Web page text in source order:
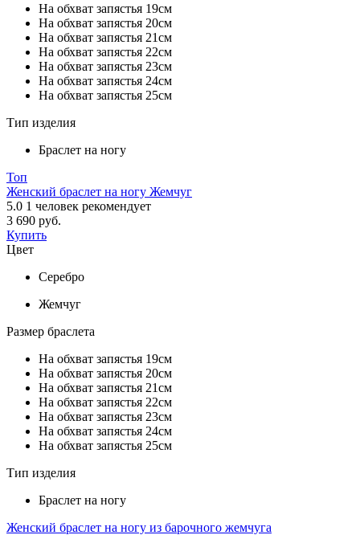
На обхват запястья 19см
На обхват запястья 20см
На обхват запястья 21см
На обхват запястья 22см
На обхват запястья 23см
На обхват запястья 24см
На обхват запястья 25см
Тип изделия
Браслет на ногу
Топ
Женский браслет на ногу Жемчуг
5.0 1 человек рекомендует
3 690 руб.
Купить
Цвет
Серебро
Жемчуг
Размер браслета
На обхват запястья 19см
На обхват запястья 20см
На обхват запястья 21см
На обхват запястья 22см
На обхват запястья 23см
На обхват запястья 24см
На обхват запястья 25см
Тип изделия
Браслет на ногу
Женский браслет на ногу из барочного жемчуга